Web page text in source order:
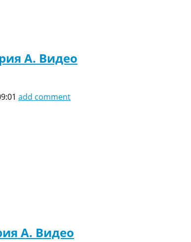
A. Видео
add comment
A. Видео